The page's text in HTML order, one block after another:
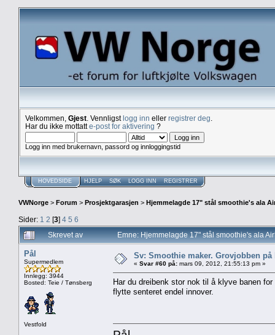
Velkommen, Gjest . Vennligstlogg inn eller registrer deg
Har du ikke mottatte-post for aktivering ?
Logg inn med brukernavn, passord og innloggingstid
HOVEDSIDE HJELP SØK LOGG INN REGISTRER
VWNorge > Forum > Prosjektgarasjen > Hjemmelagde 17" stål smoothie's ala
Sider: 1 2 [3] 4 5 6
Skrevet av
Emne: Hjemmelagde 17" stål smoothie's ala
Pål
Supermedlem
Innlegg: 3944
Bosted: Teie / Tønsberg
Vestfold
Sv: Smoothie maker. Grovjobben
« Svar #60 på: mars 09, 2012, 21:55:13 pm »
Har du dreibenk stor nok til å klyve banen
flytte senteret endel innover.